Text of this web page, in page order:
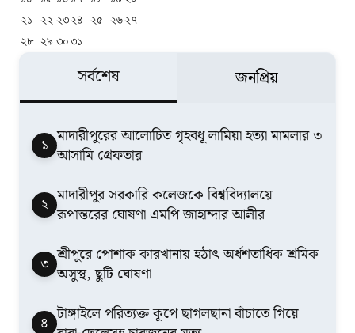
২১
২২ ২৩২৪ ২৫ ২৬২৭
২৮ ২৯ ৩০৩১
সর্বশেষ জনপ্রিয়
১ মাদারীপুরের আলোচিত গৃহবধূ লামিয়া হত্যা মামলার ৩
আসামি গ্রেফতার
২ মাদারীপুর সরকারি কলেজকে বিশ্ববিদ্যালয়ে
রূপান্তরের ঘোষণা এমপি জাহান্দার আলীর
৩ শ্রীপুরে পোশাক কারখানায় হঠাৎ অর্ধশতাধিক শ্রমিক
অসুস্থ, ছুটি ঘোষণা
৪ টাঙ্গাইলে পরিত্যক্ত কূপে ছাগলছানা বাঁচাতে গিয়ে